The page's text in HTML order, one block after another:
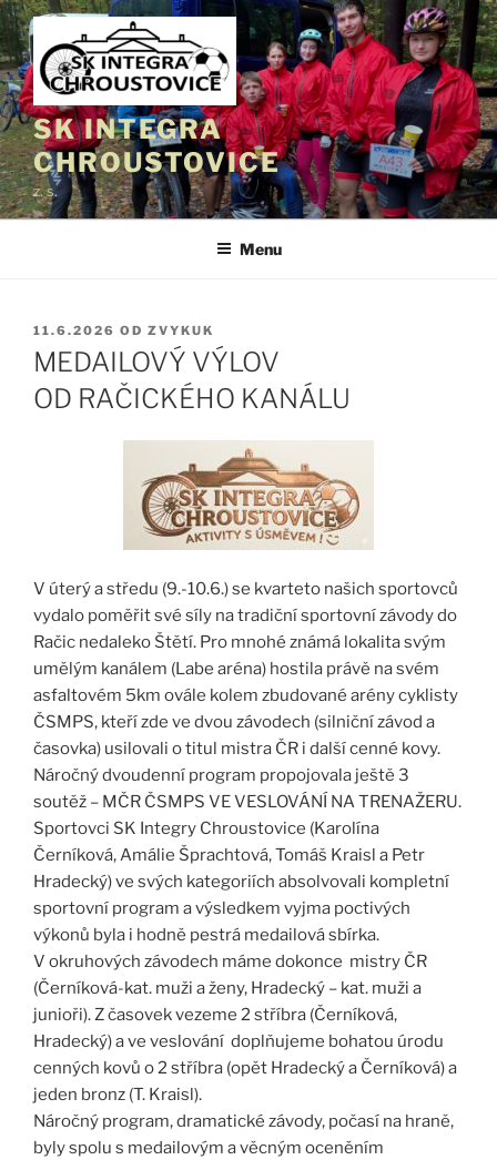
Přejít
k
obsahu
webu
SK INTEGRA
CHROUSTOVICE
z. s.
Menu
PUBLIKOVÁNO
11.6.2026 OD ZVYKUK
MEDAILOVÝ VÝLOV
OD RAČICKÉHO KANÁLU
V úterý a středu (9.-10.6.) se kvarteto našich sportovců
vydalo poměřit své síly na tradiční sportovní závody do
Račic nedaleko Štětí. Pro mnohé známá lokalita svým
umělým kanálem (Labe aréna) hostila právě na svém
asfaltovém 5km ovále kolem zbudované arény cyklisty
ČSMPS, kteří zde ve dvou závodech (silniční závod a
časovka) usilovali o titul mistra ČR i další cenné kovy.
Náročný dvoudenní program propojovala ještě 3
soutěž – MČR ČSMPS VE VESLOVÁNÍ NA TRENAŽERU.
Sportovci SK Integry Chroustovice (Karolína
Černíková, Amálie Šprachtová, Tomáš Kraisl a Petr
Hradecký) ve svých kategoriích absolvovali kompletní
sportovní program a výsledkem vyjma poctivých
výkonů byla i hodně pestrá medailová sbírka.
V okruhových závodech máme dokonce mistry ČR
(Černíková-kat. muži a ženy, Hradecký – kat. muži a
junioři). Z časovek vezeme 2 stříbra (Černíková,
Hradecký) a ve veslování doplňujeme bohatou úrodu
cenných kovů o 2 stříbra (opět Hradecký a Černíková) a
jeden bronz (T. Kraisl).
Náročný program, dramatické závody, počasí na hraně,
byly spolu s medailovým a věcným oceněním